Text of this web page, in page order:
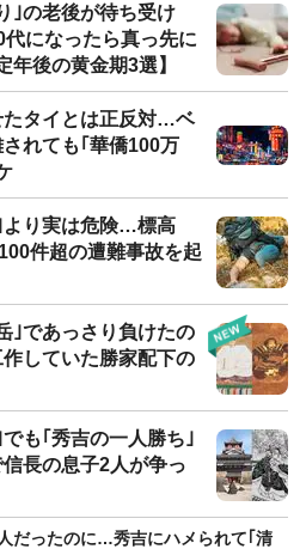
の老後が待ち受け
になったら真っ先に
年後の黄金期3選】
たタイとは正反対…ベ
されても｢華僑100万
より実は危険…標高
件超の遭難事故を起
｣であっさり負けたの
していた勝家配下の
も｢秀吉の一人勝ち｣
長の息子2人が争っ
だったのに…秀吉にハメられて｢清